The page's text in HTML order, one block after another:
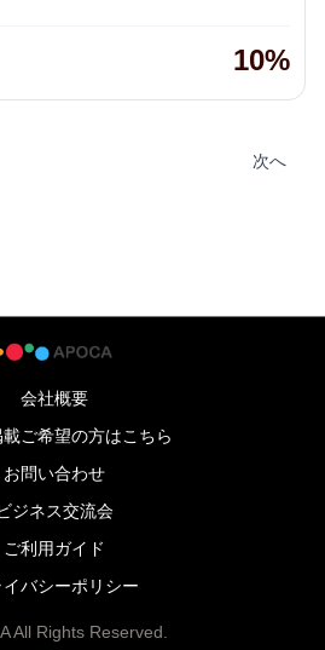
な機器を導入予定です！
る
リラクゼーションサロンきずなのメニュー
10%
次へ
会社概要
ご希望の方はこちら
お問い合わせ
ジネス交流会
ご利用ガイド
イバシーポリシー
All Rights Reserved.